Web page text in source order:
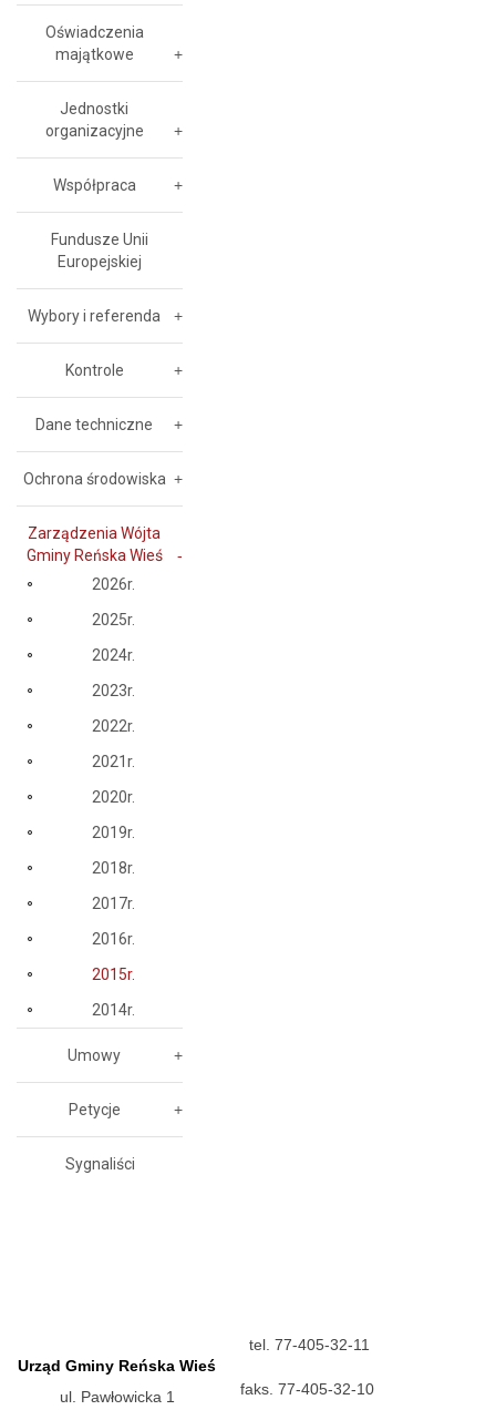
Oświadczenia
majątkowe
Jednostki
organizacyjne
Współpraca
Fundusze Unii
Europejskiej
Wybory i referenda
Kontrole
Dane techniczne
Ochrona środowiska
Zarządzenia Wójta
Gminy Reńska Wieś
2026r.
2025r.
2024r.
2023r.
2022r.
2021r.
2020r.
2019r.
2018r.
2017r.
2016r.
2015r.
2014r.
Umowy
Petycje
Sygnaliści
Urząd Gminy Reńska Wieś
ul. Pawłowicka 1
tel. 77-405-32-11
faks. 77-405-32-10